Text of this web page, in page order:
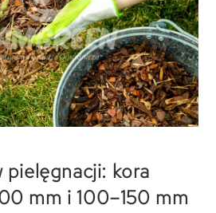
pielęgnacji: kora
mm i 100–150 mm